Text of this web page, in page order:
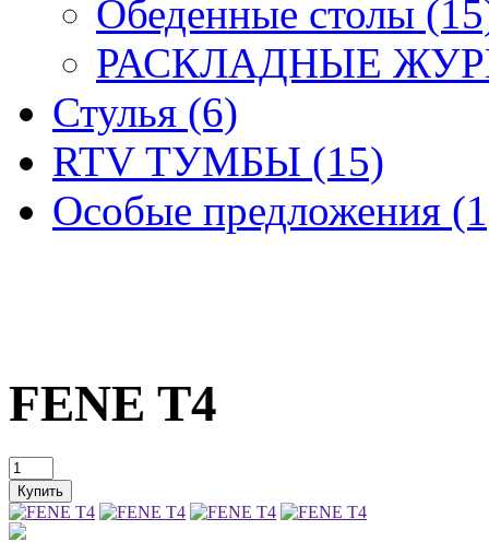
Обеденные столы
РАСКЛАДНЫЕ
Стулья (6)
RTV ТУМБЫ (15)
Особые предложения
FENE T4